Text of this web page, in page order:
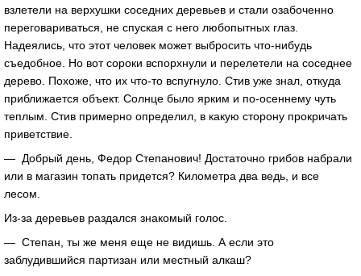
взлетели на верхушки соседних деревьев и стали озабоченно
переговариваться, не спуская с него любопытных глаз.
Надеялись, что этот человек может выбросить что-нибудь
съедобное. Но вот сороки вспорхнули и перелетели на соседнее
дерево. Похоже, что их что-то вспугнуло. Стив уже знал, откуда
приближается объект. Солнце было ярким и по-осеннему чуть
теплым. Стив примерно определил, в какую сторону прокричать
приветствие.
— Добрый день, Федор Степанович! Достаточно грибов набрали
или в магазин топать придется? Километра два ведь, и все
лесом.
Из-за деревьев раздался знакомый голос.
— Степан, ты же меня еще не видишь. А если это
заблудившийся партизан или местный алкаш?